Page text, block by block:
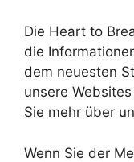
Die Heart to
die
dem neuesten
unsere
Sie mehr über
Wenn Sie der